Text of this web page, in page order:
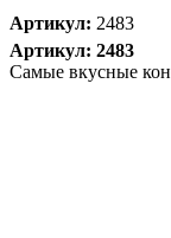
Артикул: 2483
Артикул: 2483
Самые вкусные